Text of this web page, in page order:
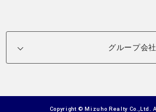
グループ会社
Copyright © Mizuho Realty Co.,Ltd.